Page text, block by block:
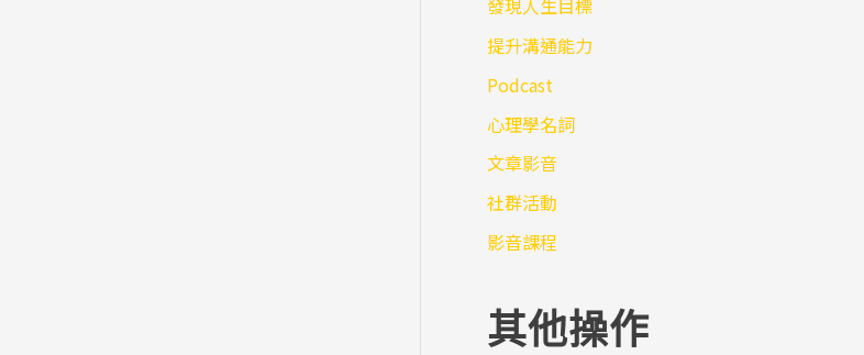
發現人生目標
提升溝通能力
Podcast
心理學名詞
文章影音
社群活動
影音課程
其他操作